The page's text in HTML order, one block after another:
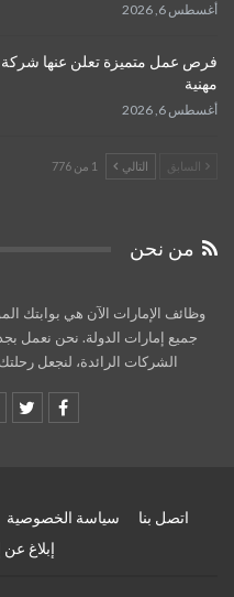
أغسطس 6, 2026
فرص عمل متميزة تعلن عنها
مهنية
أغسطس 6, 2026
السابق التالي 1 من 776
من نحن
وظائف الإمارات الآن هي بوابتك
جميع إمارات الدولة. نحن نعمل
الشركات الرائدة، لنجعل
اتصل بنا سياسة الخصوصية
إبلاغ